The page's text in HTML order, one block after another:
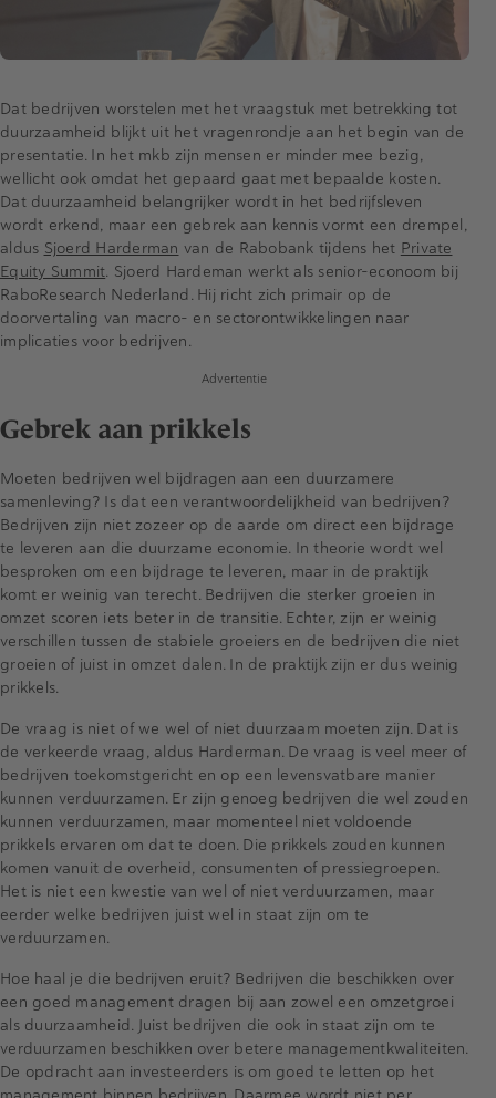
Dat bedrijven worstelen met het vraagstuk met betrekking tot
duurzaamheid blijkt uit het vragenrondje aan het begin van de
presentatie. In het mkb zijn mensen er minder mee bezig,
wellicht ook omdat het gepaard gaat met bepaalde kosten.
Dat duurzaamheid belangrijker wordt in het bedrijfsleven
wordt erkend, maar een gebrek aan kennis vormt een drempel,
aldus Sjoerd Harderman van de Rabobank tijdens het Private
Equity Summit. Sjoerd Hardeman werkt als senior-econoom bij
RaboResearch Nederland. Hij richt zich primair op de
doorvertaling van macro- en sectorontwikkelingen naar
implicaties voor bedrijven.
Advertentie
Gebrek aan prikkels
Moeten bedrijven wel bijdragen aan een duurzamere
samenleving? Is dat een verantwoordelijkheid van bedrijven?
Bedrijven zijn niet zozeer op de aarde om direct een bijdrage
te leveren aan die duurzame economie. In theorie wordt wel
besproken om een bijdrage te leveren, maar in de praktijk
komt er weinig van terecht. Bedrijven die sterker groeien in
omzet scoren iets beter in de transitie. Echter, zijn er weinig
verschillen tussen de stabiele groeiers en de bedrijven die niet
groeien of juist in omzet dalen. In de praktijk zijn er dus weinig
prikkels.
De vraag is niet of we wel of niet duurzaam moeten zijn. Dat is
de verkeerde vraag, aldus Harderman. De vraag is veel meer of
bedrijven toekomstgericht en op een levensvatbare manier
kunnen verduurzamen. Er zijn genoeg bedrijven die wel zouden
kunnen verduurzamen, maar momenteel niet voldoende
prikkels ervaren om dat te doen. Die prikkels zouden kunnen
komen vanuit de overheid, consumenten of pressiegroepen.
Het is niet een kwestie van wel of niet verduurzamen, maar
eerder welke bedrijven juist wel in staat zijn om te
verduurzamen.
Hoe haal je die bedrijven eruit? Bedrijven die beschikken over
een goed management dragen bij aan zowel een omzetgroei
als duurzaamheid. Juist bedrijven die ook in staat zijn om te
verduurzamen beschikken over betere managementkwaliteiten.
De opdracht aan investeerders is om goed te letten op het